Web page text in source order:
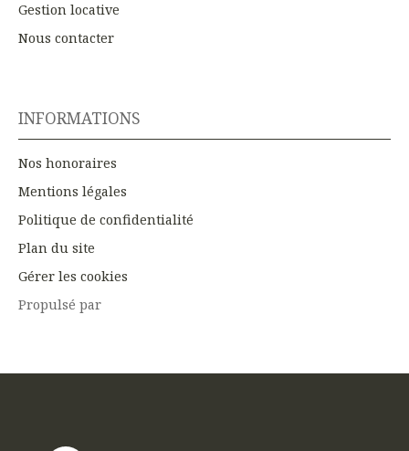
Gestion locative
Nous contacter
INFORMATIONS
Nos honoraires
Mentions légales
Politique de confidentialité
Plan du site
Gérer les cookies
Propulsé par